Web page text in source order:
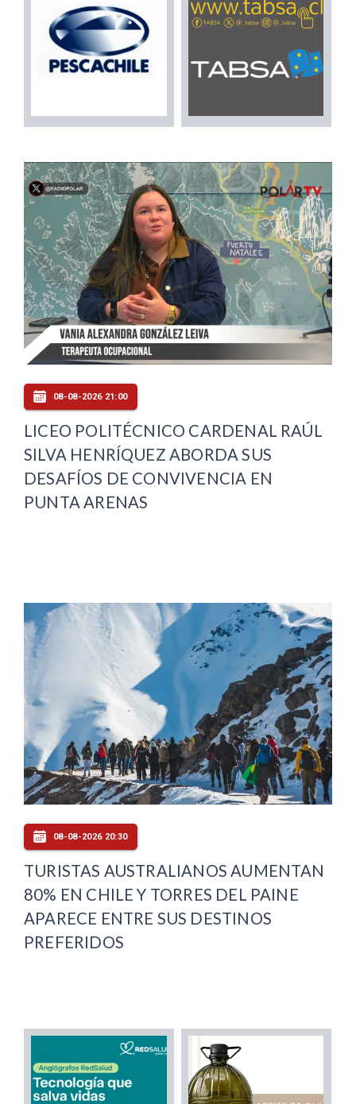
08-08-2026 21:00
LICEO POLITÉCNICO CARDENAL RAÚL
SILVA HENRÍQUEZ ABORDA SUS
DESAFÍOS DE CONVIVENCIA EN
PUNTA ARENAS
08-08-2026 20:30
TURISTAS AUSTRALIANOS AUMENTAN
80% EN CHILE Y TORRES DEL PAINE
APARECE ENTRE SUS DESTINOS
PREFERIDOS